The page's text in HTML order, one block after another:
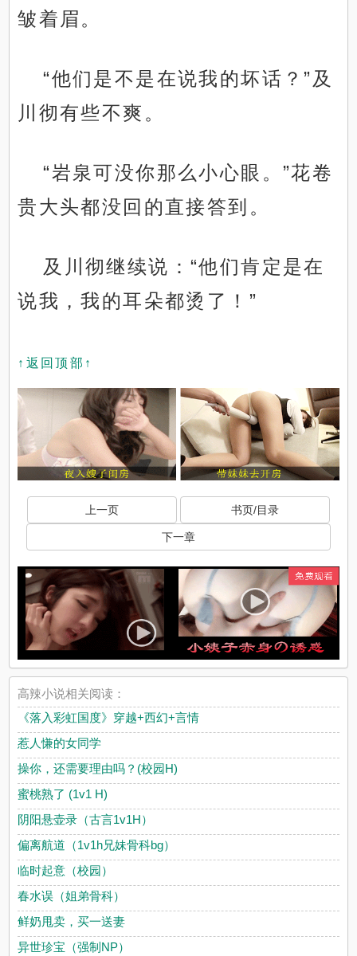
皱着眉。
“他们是不是在说我的坏话？”及
川彻有些不爽。
“岩泉可没你那么小心眼。”花卷
贵大头都没回的直接答到。
及川彻继续说：“他们肯定是在
说我，我的耳朵都烫了！”
↑返回顶部↑
上一页 书页/目录
下一章
高辣小说相关阅读：
《落入彩虹国度》穿越+西幻+言情
惹人慊的女同学
操你，还需要理由吗？(校园H)
蜜桃熟了 (1v1 H)
阴阳悬壶录（古言1v1H）
偏离航道（1v1h兄妹骨科bg）
临时起意（校园）
春水误（姐弟骨科）
鲜奶甩卖，买一送妻
异世珍宝（强制NP）